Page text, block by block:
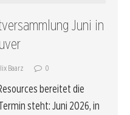
Juni in
Baarz 0
bereitet die
steht: Juni 2026, in